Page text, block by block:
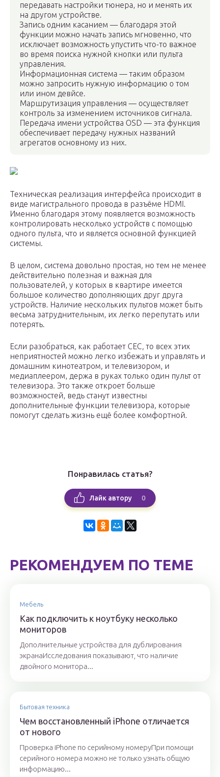
передавать настройки тюнера, но и менять их
на другом устройстве.
Запись одним касанием — благодаря этой
функции можно начать запись мгновенно, что
исключает возможность упустить что-то важное
во время поиска нужной кнопки или пульта
управления.
Информационная система — таким образом
можно запросить нужную информацию о том
или ином девйсе.
Маршрутизация управления — осуществляет
контроль за изменением источников сигнала.
Передача имени устройства OSD — эта функция
обеспечивает передачу нужных названий
агрегатов основному из них.
Техническая реализация интерфейса происходит в
виде магистрального провода в разъёме HDMI.
Именно благодаря этому появляется возможность
контролировать несколько устройств с помощью
одного пульта, что и является основной функцией
системы.
В целом, система довольно простая, но тем не менее
действительно полезная и важная для
пользователей, у которых в квартире имеется
большое количество дополняющих друг друга
устройств. Наличие нескольких пультов может быть
весьма затруднительным, их легко перепутать или
потерять.
Если разобраться, как работает CEC, то всех этих
неприятностей можно легко избежать и управлять и
домашним кинотеатром, и телевизором, и
медиаплеером, держа в руках только один пульт от
телевизора. Это также откроет больше
возможностей, ведь станут известны
дополнительные функции телевизора, которые
помогут сделать жизнь ещё более комфортной.
Понравилась статья?
Лайк автору 0
РЕКОМЕНДУЕМ ПО ТЕМЕ
Мебель
Как подключить к ноутбуку несколько
мониторов
Дополнительные устройства для дублирования
экранаИсследования показывают, что наличие
двойного монитора...
Бытовая техника
Чем восстановленный iPhone отличается
от нового
Проверка iPhone по серийному номеруПри помощи
серийного номера можно не только узнать общую
информацию...